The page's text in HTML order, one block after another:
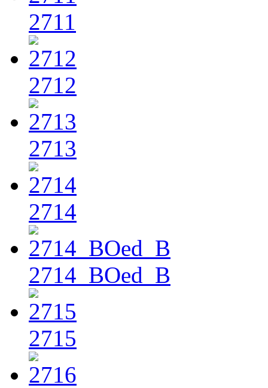
2711
2712
2713
2714
2714_BOed_B
2715